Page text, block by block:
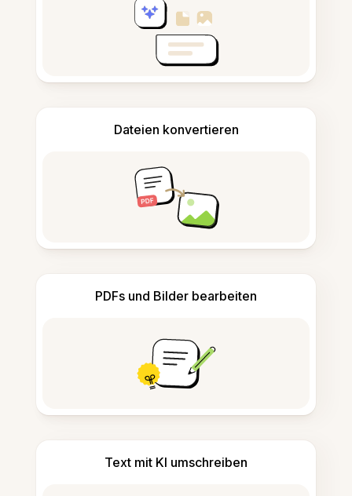
Dateien konvertieren
PDFs und Bilder bearbeiten
Text mit KI umschreiben